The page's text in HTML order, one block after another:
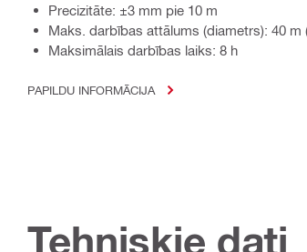
Precizitāte: ±3 mm pie 10 m
Maks. darbības attālums (diametrs): 40 m
Maksimālais darbības laiks: 8 h
PAPILDU INFORMĀCIJA
Tehniskie dati